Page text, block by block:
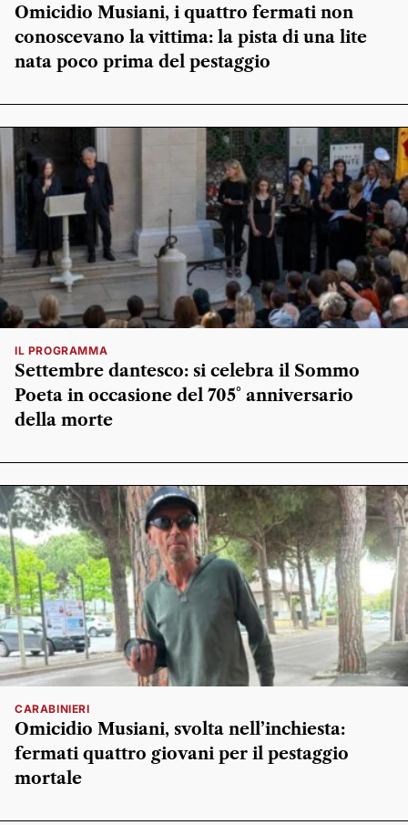
Omicidio Musiani, i quattro fermati non
conoscevano la vittima: la pista di una lite
nata poco prima del pestaggio
IL PROGRAMMA
Settembre dantesco: si celebra il Sommo
Poeta in occasione del 705° anniversario
della morte
CARABINIERI
Omicidio Musiani, svolta nell’inchiesta:
fermati quattro giovani per il pestaggio
mortale